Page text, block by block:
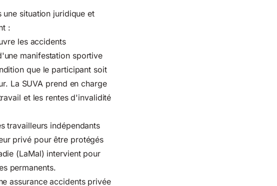
situation juridique et
:
les accidents
manifestation sportive
que le participant soit
La SUVA prend en charge
et les rentes d'invalidité
travailleurs indépendants
privé pour être protégés
(LaMal) intervient pour
permanents.
assurance accidents privée